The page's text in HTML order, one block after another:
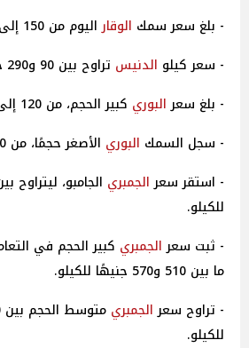
- بلغ سعر سمك الوقاراليوم من 150 إلى 350 جنيهًا.
- سعر كيلو الدنيس تراوح بين 90 و290 جنيهًا.
- بلغ سعرالبوري كبير الحجم، من 120 إلى 160 جنيهًا.
- سجل السمك البوري الأصغر حجمًا، من 90 لـ 110 جنيهات.
- استقر سعرالجمبري الجامبو، ليتراوح بين 580
للكيلو.
- ثبت سعرالجمبري كبير الحجم في
ما بين 510 و570 جنيهًا للكيلو.
- تراوح سعرالجمبري متوسط الحجم بين 400 و500
للكيلو.